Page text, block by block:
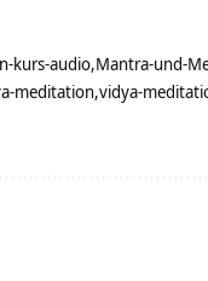
kurs-audio Mantra-und-
meditation vidya-